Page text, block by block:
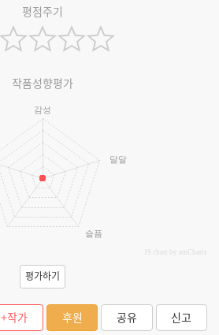
평점주기
작품성향평가
감성
달달
슬픔
JS chart by amCharts
평가하기
+작가 후원 공유 신고